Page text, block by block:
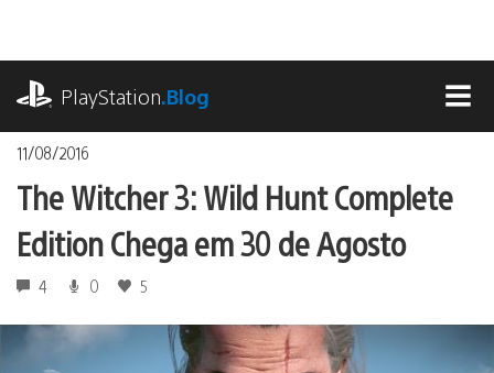
o
conteúdoPlayStation.Blog
11/08/2016
The Witcher 3: Wild Hunt Complete
Edition Chega em 30 de Agosto
4 0 5